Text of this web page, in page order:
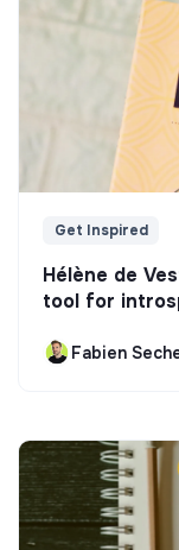
Get Inspired
Hélène de
tool for
Fabien